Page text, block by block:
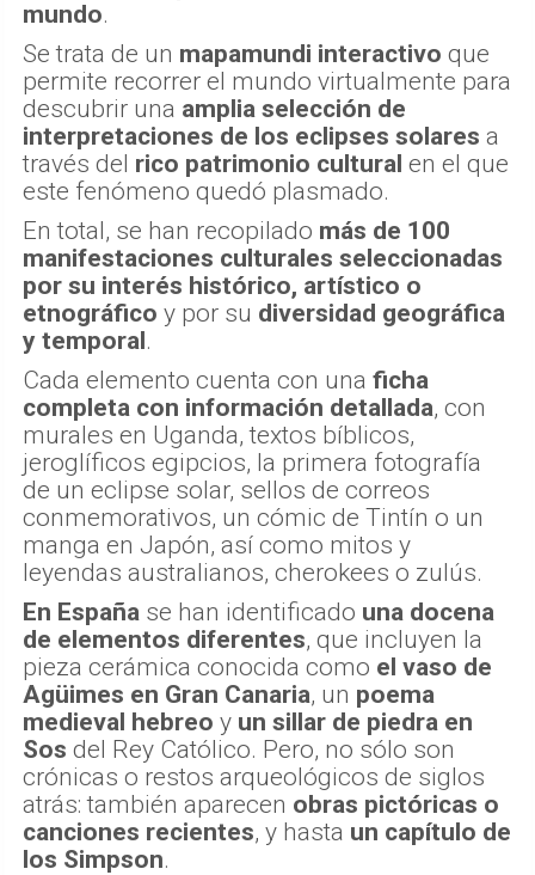
mundo.
Se trata de un mapamundi interactivo que
permite recorrer el mundo virtualmente para
descubrir una amplia selección de
interpretaciones de los eclipses solares a
través del rico patrimonio cultural en el que
este fenómeno quedó plasmado.
En total, se han recopilado más de 100
manifestaciones culturales seleccionadas
por su interés histórico, artístico o
etnográfico y por su diversidad geográfica
y temporal.
Cada elemento cuenta con una ficha
completa con información detallada, con
murales en Uganda, textos bíblicos,
jeroglíficos egipcios, la primera fotografía
de un eclipse solar, sellos de correos
conmemorativos, un cómic de Tintín o un
manga en Japón, así como mitos y
leyendas australianos, cherokees o zulús.
En España se han identificado una docena
de elementos diferentes, que incluyen la
pieza cerámica conocida como el vaso de
Agüimes en Gran Canaria, un poema
medieval hebreo y un sillar de piedra en
Sos del Rey Católico. Pero, no sólo son
crónicas o restos arqueológicos de siglos
atrás: también aparecen obras pictóricas o
canciones recientes, y hasta un capítulo de
los Simpson.